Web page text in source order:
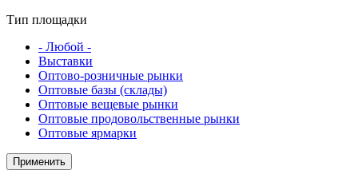
Тип площадки
- Любой -
Выставки
Оптово-розничные рынки
Оптовые базы (склады)
Оптовые вещевые рынки
Оптовые продовольственные рынки
Оптовые ярмарки
Применить